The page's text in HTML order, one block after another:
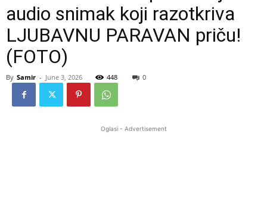
audio snimak koji razotkriva
LJUBAVNU PARAVAN priču!
(FOTO)
By Samir - June 3, 2026 448 0
Oglasi - Advertisement